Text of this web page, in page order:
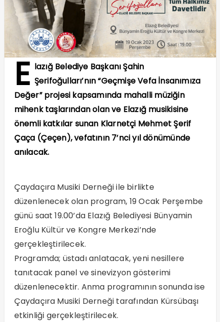
E lazığ Belediye Başkanı Şahin
Şerifoğulları’nın “Geçmişe Vefa İnsanımıza
Değer” projesi kapsamında mahalli müziğin
mihenk taşlarından olan ve Elazığ musikisine
önemli katkılar sunan Klarnetçi Mehmet Şerif
Çaça (Çeçen), vefatının 7’nci yıl dönümünde
anılacak.
Çaydaçıra Musiki Derneği ile birlikte
düzenlenecek olan program, 19 Ocak Perşembe
günü saat 19.00’da Elazığ Belediyesi Bünyamin
Eroğlu Kültür ve Kongre Merkezi’nde
gerçekleştirilecek.
Programda; üstadı anlatacak, yeni nesillere
tanıtacak panel ve sinevizyon gösterimi
düzenlenecektir. Anma programının sonunda ise
Çaydaçıra Musiki Derneği tarafından Kürsübaşı
etkinliği gerçekleştirilecek.